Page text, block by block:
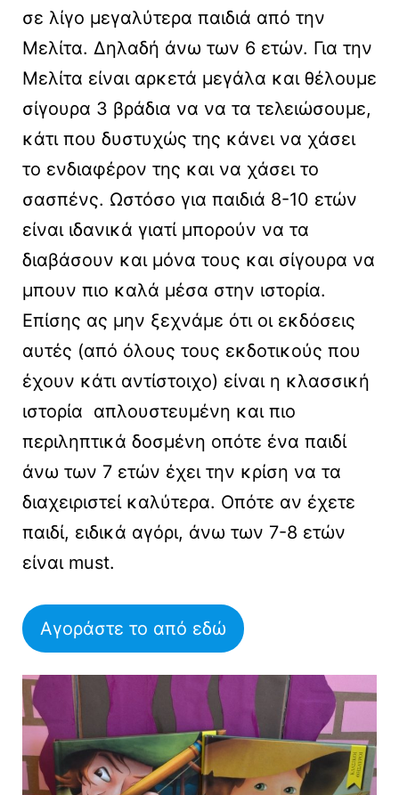
σε λίγο μεγαλύτερα παιδιά από την
Μελίτα. Δηλαδή άνω των 6 ετών. Για την
Μελίτα είναι αρκετά μεγάλα και θέλουμε
σίγουρα 3 βράδια να να τα τελειώσουμε,
κάτι που δυστυχώς της κάνει να χάσει
το ενδιαφέρον της και να χάσει το
σασπένς. Ωστόσο για παιδιά 8-10 ετών
είναι ιδανικά γιατί μπορούν να τα
διαβάσουν και μόνα τους και σίγουρα να
μπουν πιο καλά μέσα στην ιστορία.
Επίσης ας μην ξεχνάμε ότι οι εκδόσεις
αυτές (από όλους τους εκδοτικούς που
έχουν κάτι αντίστοιχο) είναι η κλασσική
ιστορία απλουστευμένη και πιο
περιληπτικά δοσμένη οπότε ένα παιδί
άνω των 7 ετών έχει την κρίση να τα
διαχειριστεί καλύτερα. Οπότε αν έχετε
παιδί, ειδικά αγόρι, άνω των 7-8 ετών
είναι must.
Αγοράστε το από εδώ